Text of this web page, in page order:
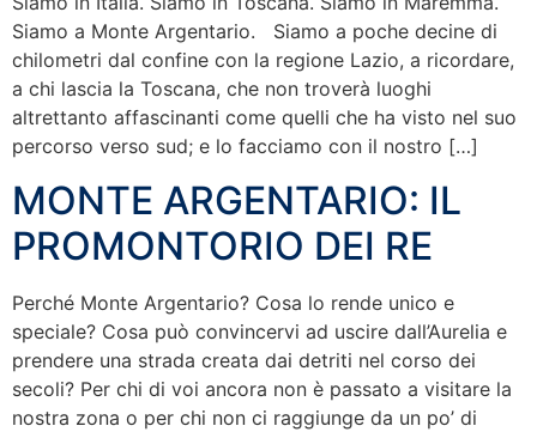
Siamo a Monte Argentario. Siamo a poche decine di
chilometri dal confine con la regione Lazio, a ricordare,
a chi lascia la Toscana, che non troverà luoghi
altrettanto affascinanti come quelli che ha visto nel suo
percorso verso sud; e lo facciamo con il nostro […]
MONTE ARGENTARIO: IL
PROMONTORIO DEI RE
Perché Monte Argentario? Cosa lo rende unico e
speciale? Cosa può convincervi ad uscire dall’Aurelia e
prendere una strada creata dai detriti nel corso dei
secoli? Per chi di voi ancora non è passato a visitare la
nostra zona o per chi non ci raggiunge da un po’ di